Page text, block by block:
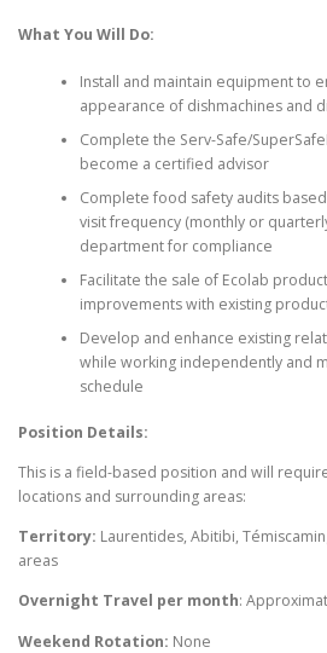
What You Will Do:
Install and maintain equipment to
appearance of dishmachines and
Complete the Serv-Safe/
become a certified advisor
Complete food safety audits
visit frequency (monthly or
department for compliance
Facilitate the sale of Ecolab
improvements with existing
Develop and enhance existing
while working independently and
schedule
Position Details:
This is a field-based position and will
locations and surrounding areas:
Territory: Laurentides, Abitibi,
areas
Overnight Travel per month:
Weekend Rotation: None